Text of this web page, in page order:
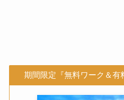
期間限定『無料ワーク＆有